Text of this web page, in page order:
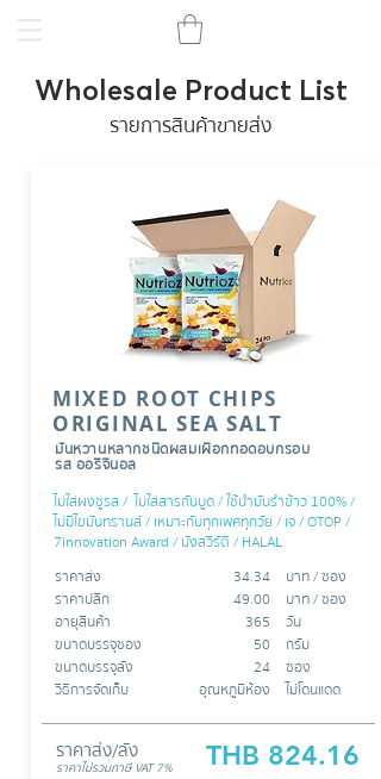
Wholesale Product List
รายการสินค้าขายส่ง
MIXED ROOT CHIPS
ORIGINAL SEA SALT
มันหวานหลากชนิดผสมเผือกทอดอบกรอบ
รส ออริจินอล
ไม่ใส่ผงชูรส / ไม่ใส่สารกันบูด / ใช้นำมันรำข้าว 100% /
ไม่มีไขมันทรานส์ / เหมาะกับทุกเพศทุกวัย / เจ / OTOP /
7innovation Award / มังสวิรัติ / HALAL
ราคาส่ง
ราคาปลีก
อายุสินค้า
ขนาดบรรจุซอง
ขนาดบรรจุลัง
วิธีการจัดเก็บ
34.34
49.00
365
50
24
อุณหภูมิห้อง
บาท /​​ ซอง
บาท / ซอง
วัน
กรัม
ซอง
ไม่โดนแดด
ราคาส่ง/ลัง
ราคาไม่รวมภาษี VAT 7% THB 824.16